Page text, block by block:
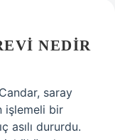
NEDIR
saray
işlemeli bir
asılı dururdu.